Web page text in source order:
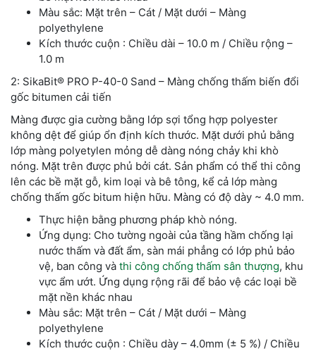
Màu sắc: Mặt trên – Cát / Mặt dưới – Màng
polyethylene
Kích thước cuộn : Chiều dài – 10.0 m / Chiều rộng –
1.0 m
2: SikaBit® PRO P-40-0 Sand – Màng chống thấm biến đổi
gốc bitumen cải tiến
Màng được gia cường bằng lớp sợi tổng hợp polyester
không dệt để giúp ổn định kích thước. Mặt dưới phủ bằng
lớp màng polyetylen mỏng dễ dàng nóng chảy khi khò
nóng. Mặt trên được phủ bởi cát. Sản phẩm có thể thi công
lên các bề mặt gỗ, kim loại và bê tông, kể cả lớp màng
chống thấm gốc bitum hiện hữu. Màng có độ dày ~ 4.0 mm.
Thực hiện bằng phương pháp khò nóng.
Ứng dụng: Cho tường ngoài của tầng hầm chống lại
nước thấm và đất ẩm, sàn mái phẳng có lớp phủ bảo
vệ, ban công và thi công chống thấm sân thượng, khu
vực ẩm ướt. Ứng dụng rộng rãi để bảo vệ các loại bề
mặt nền khác nhau
Màu sắc: Mặt trên – Cát / Mặt dưới – Màng
polyethylene
Kích thước cuộn : Chiều dày – 4.0mm (± 5 %) / Chiều